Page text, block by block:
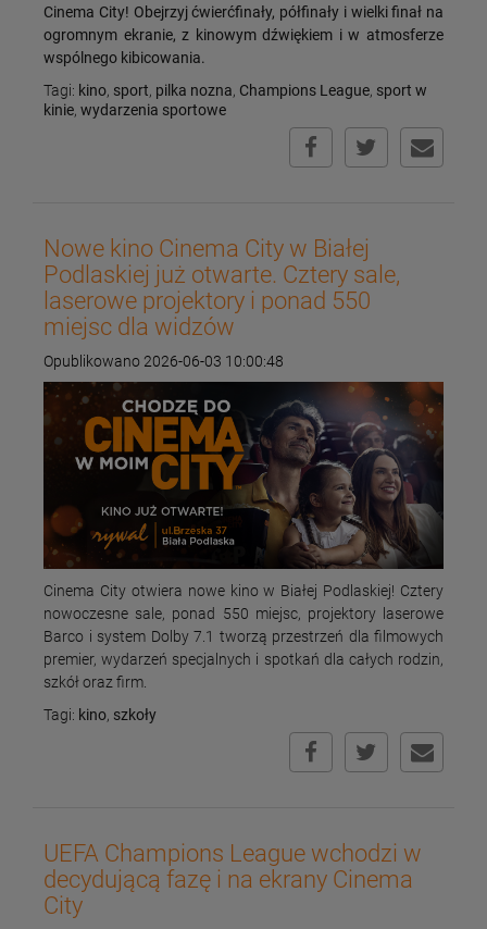
Cinema City! Obejrzyj ćwierćfinały, półfinały i wielki finał na
ogromnym ekranie, z kinowym dźwiękiem i w atmosferze
wspólnego kibicowania.
Tagi: kino, sport, pilka nozna, Champions League, sport w
kinie, wydarzenia sportowe
Nowe kino Cinema City w Białej
Podlaskiej już otwarte. Cztery sale,
laserowe projektory i ponad 550
miejsc dla widzów
Opublikowano 2026-06-03 10:00:48
Cinema City otwiera nowe kino w Białej Podlaskiej! Cztery
nowoczesne sale, ponad 550 miejsc, projektory laserowe
Barco i system Dolby 7.1 tworzą przestrzeń dla filmowych
premier, wydarzeń specjalnych i spotkań dla całych rodzin,
szkół oraz firm.
Tagi: kino, szkoły
UEFA Champions League wchodzi w
decydującą fazę i na ekrany Cinema
City